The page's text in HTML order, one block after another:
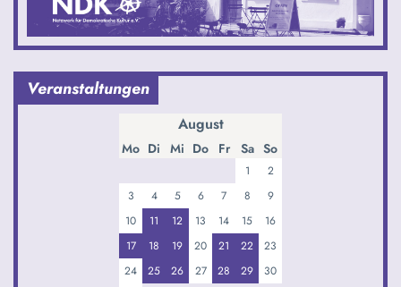
Veranstaltungen
August
Mo Di Mi Do Fr Sa So
1
2
3
4 5 6 7 8
9
10
11 12 13 14 15
16
17
18 19 20 21 22
23
24
25 26 27 28 29
30